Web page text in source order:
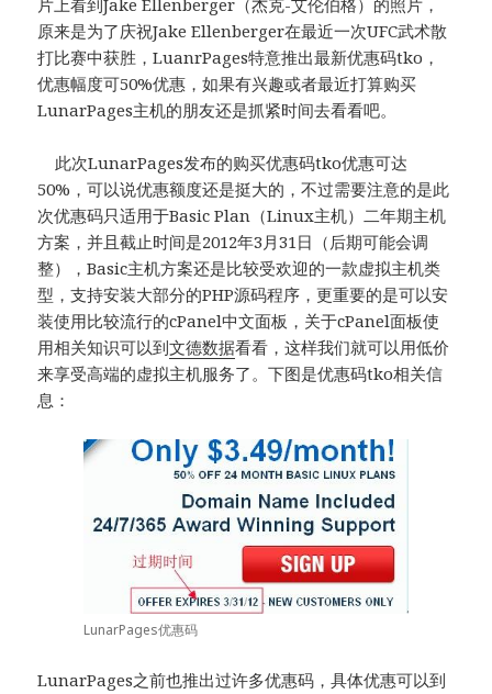
片上看到Jake Ellenberger（杰克-艾伦伯格）的照片，
原来是为了庆祝Jake Ellenberger在最近一次UFC武术散
打比赛中获胜，LuanrPages特意推出最新优惠码tko，
优惠幅度可50%优惠，如果有兴趣或者最近打算购买
LunarPages主机的朋友还是抓紧时间去看看吧。
此次LunarPages发布的购买优惠码tko优惠可达
50%，可以说优惠额度还是挺大的，不过需要注意的是此
次优惠码只适用于Basic Plan（Linux主机）二年期主机
方案，并且截止时间是2012年3月31日（后期可能会调
整），Basic主机方案还是比较受欢迎的一款虚拟主机类
型，支持安装大部分的PHP源码程序，更重要的是可以安
装使用比较流行的cPanel中文面板，关于cPanel面板使
用相关知识可以到文德数据看看，这样我们就可以用低价
来享受高端的虚拟主机服务了。下图是优惠码tko相关信
息：
LunarPages优惠码
LunarPages之前也推出过许多优惠码，具体优惠可以到